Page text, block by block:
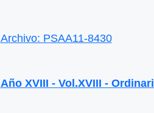
Archivo: PSAA11-8430
Año XVIII - Vol.XVIII -